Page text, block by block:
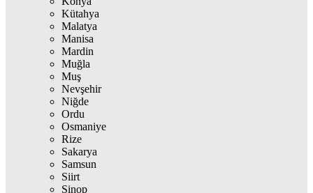
Kütahya
Malatya
Manisa
Mardin
Muğla
Muş
Nevşehir
Niğde
Ordu
Osmaniye
Rize
Sakarya
Samsun
Siirt
Sinop